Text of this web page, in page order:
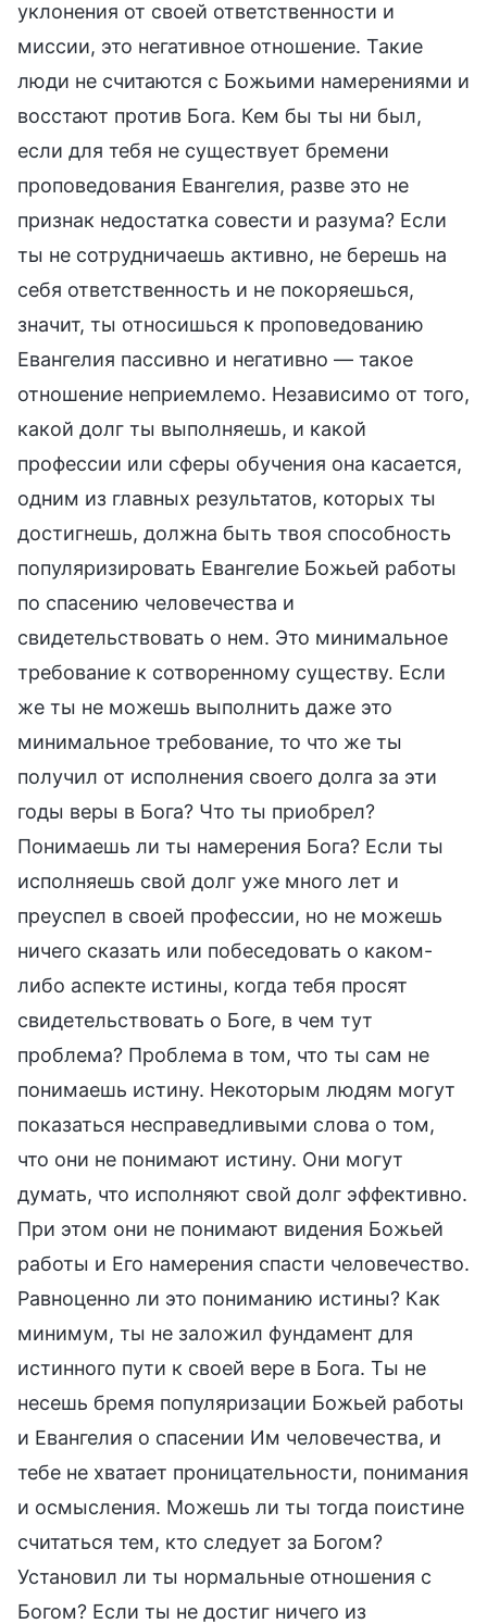
уклонения от своей ответственности и
миссии, это негативное отношение. Такие
люди не считаются с Божьими намерениями и
восстают против Бога. Кем бы ты ни был,
если для тебя не существует бремени
проповедования Евангелия, разве это не
признак недостатка совести и разума? Если
ты не сотрудничаешь активно, не берешь на
себя ответственность и не покоряешься,
значит, ты относишься к проповедованию
Евангелия пассивно и негативно — такое
отношение неприемлемо. Независимо от того,
какой долг ты выполняешь, и какой
профессии или сферы обучения она касается,
одним из главных результатов, которых ты
достигнешь, должна быть твоя способность
популяризировать Евангелие Божьей работы
по спасению человечества и
свидетельствовать о нем. Это минимальное
требование к сотворенному существу. Если
же ты не можешь выполнить даже это
минимальное требование, то что же ты
получил от исполнения своего долга за эти
годы веры в Бога? Что ты приобрел?
Понимаешь ли ты намерения Бога? Если ты
исполняешь свой долг уже много лет и
преуспел в своей профессии, но не можешь
ничего сказать или побеседовать о каком-
либо аспекте истины, когда тебя просят
свидетельствовать о Боге, в чем тут
проблема? Проблема в том, что ты сам не
понимаешь истину. Некоторым людям могут
показаться несправедливыми слова о том,
что они не понимают истину. Они могут
думать, что исполняют свой долг эффективно.
При этом они не понимают видения Божьей
работы и Его намерения спасти человечество.
Равноценно ли это пониманию истины? Как
минимум, ты не заложил фундамент для
истинного пути к своей вере в Бога. Ты не
несешь бремя популяризации Божьей работы
и Евангелия о спасении Им человечества, и
тебе не хватает проницательности, понимания
и осмысления. Можешь ли ты тогда поистине
считаться тем, кто следует за Богом?
Установил ли ты нормальные отношения с
Богом? Если ты не достиг ничего из